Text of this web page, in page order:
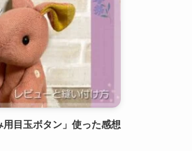
目玉ボタン」使った感想